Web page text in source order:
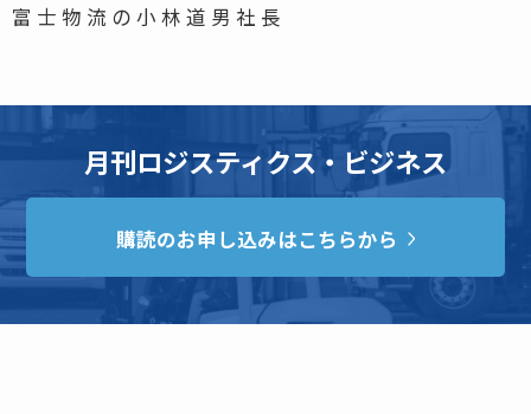
富 士 物 流 の 小 林 道 男 社 長
月刊ロジスティクス・ビジネス
購読のお申し込みはこちらから